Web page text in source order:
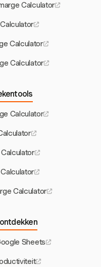
Calculator
Calculator
Calculator
Calculator
Calculator
Sheets